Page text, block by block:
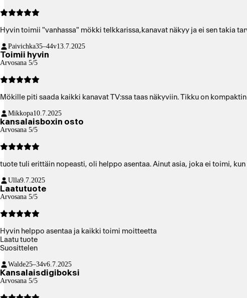
Hyvin toimii "vanhassa"
Paivichka35–44v13.7.2025
Toimii hyvin
Arvosana 5/5
Mökille piti saada kaikki kanavat TV:ssa taas näkyviin. Tikku on
Mikkopa10.7.2025
kansalaisboxin osto
Arvosana 5/5
tuote tuli erittäin nopeasti, oli helppo asentaa. Ainut asia, joka ei toimi,
Ulla9.7.2025
Laatutuote
Arvosana 5/5
Hyvin helppo asentaa ja kaikki toimi moitteetta
Laatu tuote
Suosittelen
Walde25–34v6.7.2025
Kansalaisdigiboksi
Arvosana 5/5